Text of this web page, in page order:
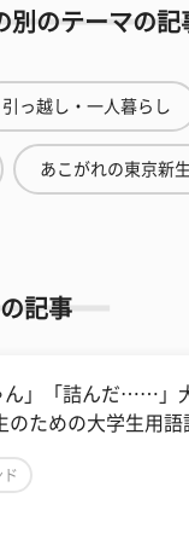
別のテーマの記
引っ越し・一人暮らし
あこがれの東京新
記事
ん」「詰んだ……」
のための大学生用語